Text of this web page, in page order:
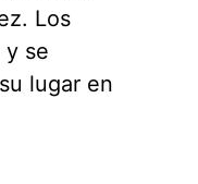
Los
y se
lugar en